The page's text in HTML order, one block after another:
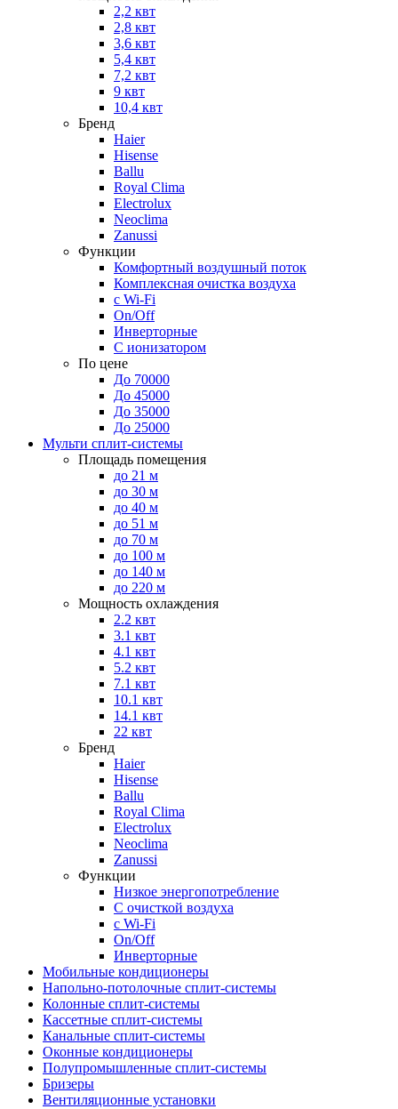
2,2 квт
2,8 квт
3,6 квт
5,4 квт
7,2 квт
9 квт
10,4 квт
Бренд
Haier
Hisense
Ballu
Royal Clima
Electrolux
Neoclima
Zanussi
Функции
Комфортный воздушный поток
Комплексная очистка воздуха
с Wi-Fi
On/Off
Инверторные
С ионизатором
По цене
До 70000
До 45000
До 35000
До 25000
Мульти сплит-системы
Площадь помещения
до 21 м
до 30 м
до 40 м
до 51 м
до 70 м
до 100 м
до 140 м
до 220 м
Мощность охлаждения
2.2 квт
3.1 квт
4.1 квт
5.2 квт
7.1 квт
10.1 квт
14.1 квт
22 квт
Бренд
Haier
Hisense
Ballu
Royal Clima
Electrolux
Neoclima
Zanussi
Функции
Низкое энергопотребление
С очисткой воздуха
с Wi-Fi
On/Off
Инверторные
Мобильные кондиционеры
Напольно-потолоч​ные ​сплит-системы
Колонные ​​сплит-системы
Кассетные сплит-системы
Канальные сплит-системы
Оконные кондиционеры
Полупромышленные сплит-системы
Бризеры
Вентиляционные установки